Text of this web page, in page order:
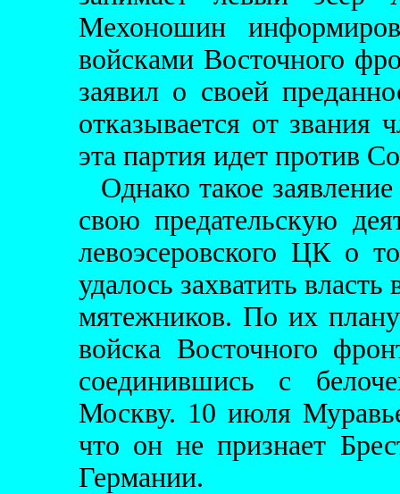
Мехоношин
войсками Восточного
заявил о своей
отказывается от звания
эта партия идет против
Однако такое
свою предательскую
левоэсеровского ЦК о
удалось захватить
мятежников. По их
войска Восточного
соединившись с
Москву. 10 июля
что он не признает
Германии.